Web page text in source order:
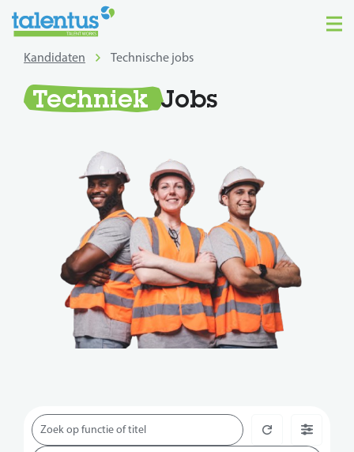
Kandidaten Technische jobs
Techniek Jobs